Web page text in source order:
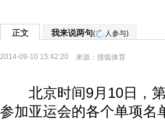
正文 我来说两句( 人参与)
2014-09-10 15:42:20 来源： 搜狐体育
北京时间9月10日，第
参加亚运会的各个单项名